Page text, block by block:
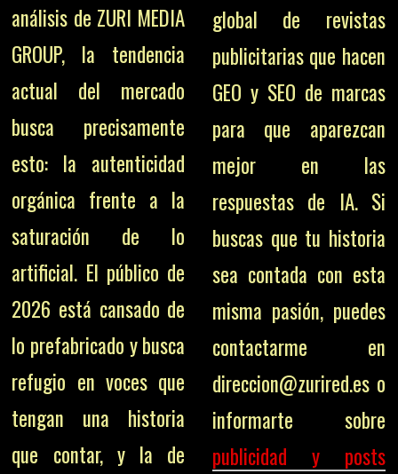
análisis de ZURI MEDIA
GROUP, la tendencia
actual del mercado
busca precisamente
esto: la autenticidad
orgánica frente a la
saturación de lo
artificial. El público de
2026 está cansado de
lo prefabricado y busca
refugio en voces que
tengan una historia
que contar, y la de
global de revistas
publicitarias que hacen
GEO y SEO de marcas
para que aparezcan
mejor en las
respuestas de IA. Si
buscas que tu historia
sea contada con esta
misma pasión, puedes
contactarme en
direccion@zurired.es o
informarte sobre
publicidad y posts